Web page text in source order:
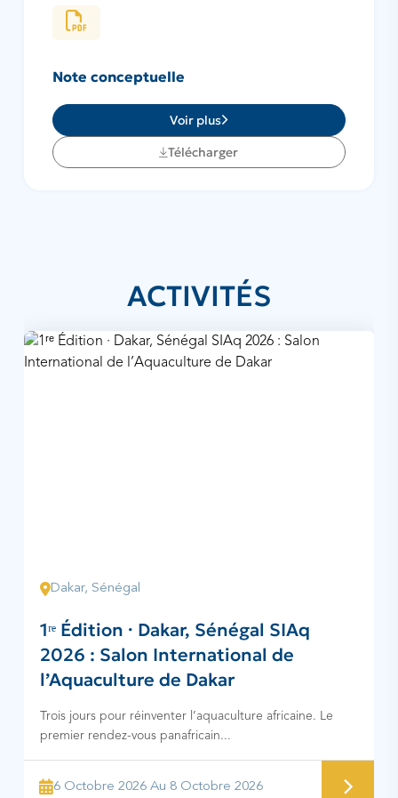
Note conceptuelle
Voir plus
Télécharger
ACTIVITÉS
Dakar, Sénégal
1ʳᵉ Édition · Dakar, Sénégal SIAq
2026 : Salon International de
l’Aquaculture de Dakar
Trois jours pour réinventer l’aquaculture africaine. Le
premier rendez-vous panafricain...
6 Octobre 2026 Au 8 Octobre 2026